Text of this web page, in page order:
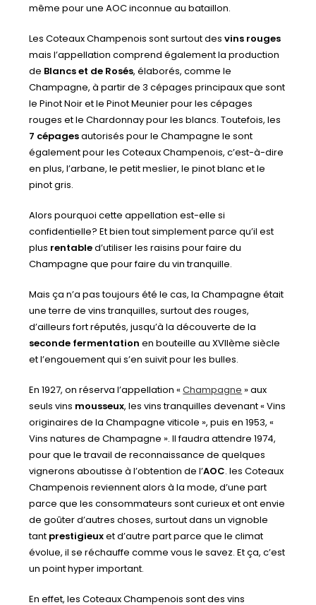
même pour une AOC inconnue au bataillon.
Les Coteaux Champenois sont surtout desvins rouges
mais l’appellation comprend également la production
de Blancs et de Rosés, élaborés, comme le
Champagne, à partir de 3 cépages principaux que sont
le Pinot Noir et le Pinot Meunier pour les cépages
rouges et le Chardonnay pour les blancs. Toutefois, les
7 cépagesautorisés pour le Champagne le sont
également pour les Coteaux Champenois, c’est-à-dire
en plus, l’arbane, le petit meslier, le pinot blanc et le
pinot gris.
Alors pourquoi cette appellation est-elle si
confidentielle? Et bien tout simplement parce qu’il est
plus rentabled’utiliser les raisins pour faire du
Champagne que pour faire du vin tranquille.
Mais ça n’a pas toujours été le cas, la Champagne était
une terre de vins tranquilles, surtout des rouges,
d’ailleurs fort réputés, jusqu’à la découverte de la
seconde fermentation en bouteille au XVIIème siècle
et l’engouement qui s’en suivit pour les bulles.
En 1927, on réserva l’appellation «Champagne » aux
seuls vins mousseux, les vins tranquilles devenant « Vins
originaires de la Champagne viticole », puis en 1953, «
Vins natures de Champagne ». Il faudra attendre 1974,
pour que le travail de reconnaissance de quelques
vignerons aboutisse à l’obtention de l’AOC. les Coteaux
Champenois reviennent alors à la mode, d’une part
parce que les consommateurs sont curieux et ont envie
de goûter d’autres choses, surtout dans un vignoble
tant prestigieuxet d’autre part parce que le climat
évolue, il se réchauffe comme vous le savez. Et ça, c’est
un point hyper important.
En effet, les Coteaux Champenois sont des vins